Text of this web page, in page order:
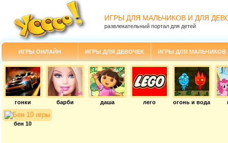
ИГРЫ ДЛЯ МАЛЬЧИКОВ И ДЛЯ
развлекательный портал для детей
ИГРЫ ОНЛАЙН ИГРЫ ДЛЯ ДЕВОЧЕК ИГРЫ ДЛЯ МАЛЬЧИКОВ
гонки барби даша лего огонь и вода
бен 10